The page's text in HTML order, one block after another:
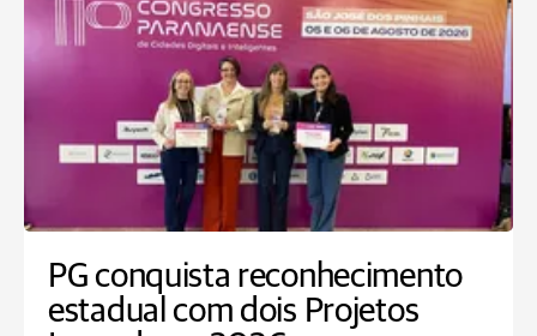
PG conquista reconhecimento
estadual com dois Projetos